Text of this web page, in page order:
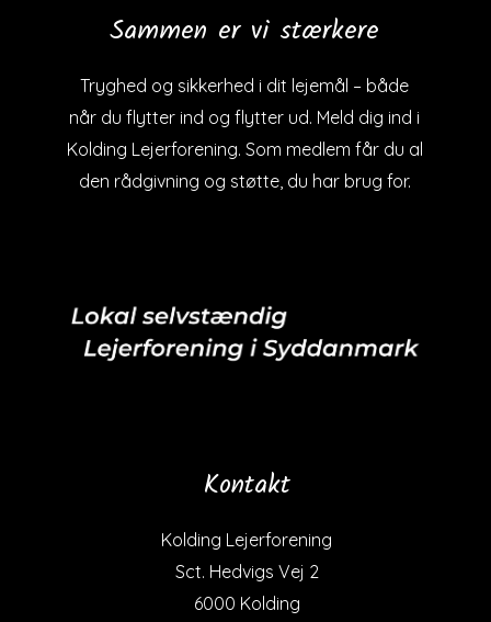
Sammen er vi stærkere
Tryghed og sikkerhed i dit lejemål – både
når du flytter ind og flytter ud. Meld dig ind i
Kolding Lejerforening. Som medlem får du al
den rådgivning og støtte, du har brug for.
Kontakt
Kolding Lejerforening
Sct. Hedvigs Vej 2
6000 Kolding